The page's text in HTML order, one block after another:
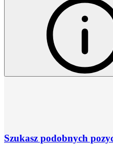
Szukasz podobnych